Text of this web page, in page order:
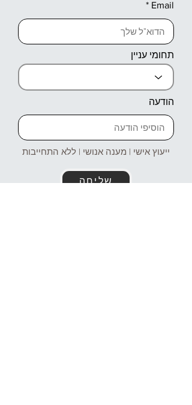
Email
תחומי עניין
הודעה
ייעוץ אישי | מענה אנושי | ללא התחייבות
שליחה